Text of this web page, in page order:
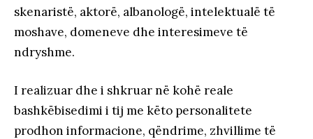
skenaristë, aktorë, albanologë, intelektualë të
moshave, domeneve dhe interesimeve të
ndryshme.
I realizuar dhe i shkruar në kohë reale
bashkëbisedimi i tij me këto personalitete
prodhon informacione, qëndrime, zhvillime të